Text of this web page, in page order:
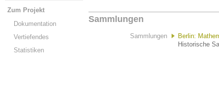
Zum Projekt
Dokumentation
Vertiefendes
Statistiken
Sammlungen
Sammlungen
Berlin:
Historische